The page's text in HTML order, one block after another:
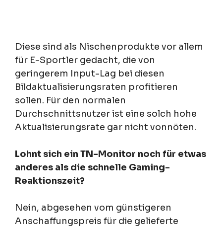
Diese sind als Nischenprodukte vor allem
für E-Sportler gedacht, die von
geringerem Input-Lag bei diesen
Bildaktualisierungsraten profitieren
sollen. Für den normalen
Durchschnittsnutzer ist eine solch hohe
Aktualisierungsrate gar nicht vonnöten.
Lohnt sich ein TN-Monitor noch für etwas
anderes als die schnelle Gaming-
Reaktionszeit?
Nein, abgesehen vom günstigeren
Anschaffungspreis für die gelieferte